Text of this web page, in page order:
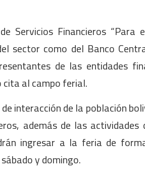
Servicios Financieros “Para
sector como del Banco
de las entidades
cita al campo ferial.
interacción de la población
además de las actividades
ingresar a la feria de
y domingo.